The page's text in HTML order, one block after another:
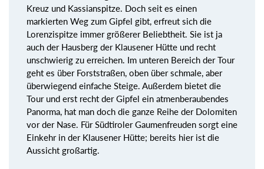
Kreuz und Kassianspitze. Doch seit es einen
markierten Weg zum Gipfel gibt, erfreut sich die
Lorenzispitze immer größerer Beliebtheit. Sie ist ja
auch der Hausberg der Klausener Hütte und recht
unschwierig zu erreichen. Im unteren Bereich der Tour
geht es über Forststraßen, oben über schmale, aber
überwiegend einfache Steige. Außerdem bietet die
Tour und erst recht der Gipfel ein atmenberaubendes
Panorma, hat man doch die ganze Reihe der Dolomiten
vor der Nase. Für Südtiroler Gaumenfreuden sorgt eine
Einkehr in der Klausener Hütte; bereits hier ist die
Aussicht großartig.